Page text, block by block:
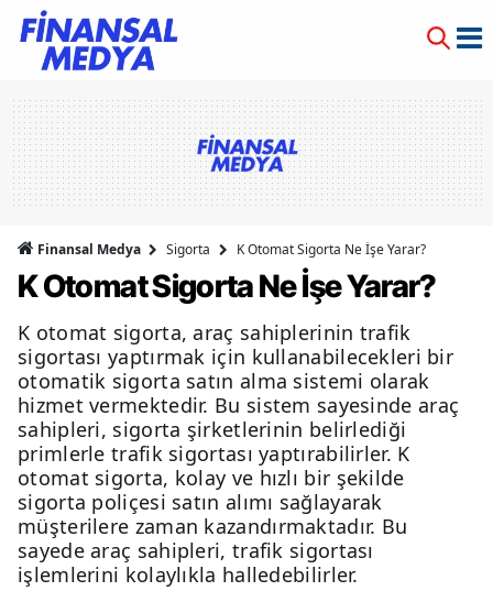
Finansal Medya Sigorta K Otomat Sigorta Ne İşe Yarar?
K Otomat Sigorta Ne İşe Yarar?
K otomat sigorta, araç sahiplerinin trafik
sigortası yaptırmak için kullanabilecekleri bir
otomatik sigorta satın alma sistemi olarak
hizmet vermektedir. Bu sistem sayesinde araç
sahipleri, sigorta şirketlerinin belirlediği
primlerle trafik sigortası yaptırabilirler. K
otomat sigorta, kolay ve hızlı bir şekilde
sigorta poliçesi satın alımı sağlayarak
müşterilere zaman kazandırmaktadır. Bu
sayede araç sahipleri, trafik sigortası
işlemlerini kolaylıkla halledebilirler.